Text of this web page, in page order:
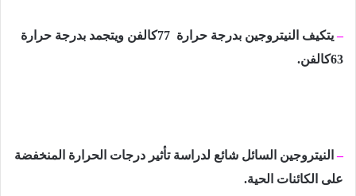
–يتكيف النيتروجين بدرجة حرارة 77كالفن ويتجمد بدرجة حرارة
63كالفن.
–النيتروجين السائل شائع لدراسة تأثير درجات الحرارة المنخفضة
على الكائنات الحية.